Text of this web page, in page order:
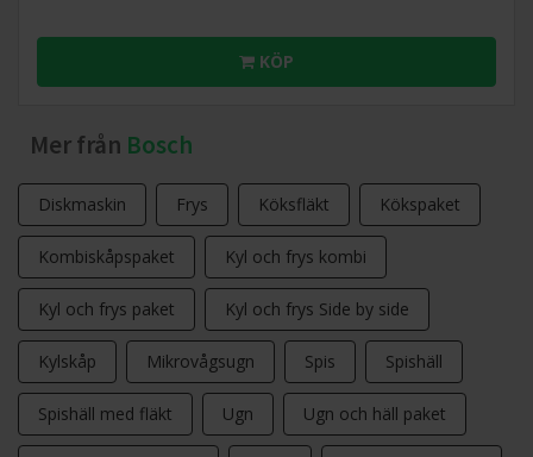
KÖP
Mer från Bosch
Diskmaskin Frys Köksfläkt Kökspaket
Kombiskåpspaket Kyl och frys kombi
Kyl och frys paket Kyl och frys Side by side
Kylskåp Mikrovågsugn Spis Spishäll
Spishäll med fläkt Ugn Ugn och häll paket